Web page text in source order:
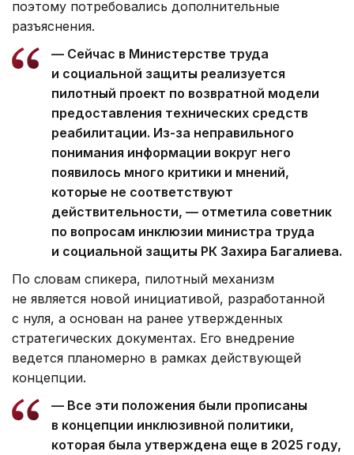
поэтому потребовались дополнительные
разъяснения.
— Сейчас в Министерстве труда
и социальной защиты реализуется
пилотный проект по возвратной модели
предоставления технических средств
реабилитации. Из-за неправильного
понимания информации вокруг него
появилось много критики и мнений,
которые не соответствуют
действительности, — отметила советник
по вопросам инклюзии министра труда
и социальной защиты РК Захира Багалиева.
По словам спикера, пилотный механизм
не является новой инициативой, разработанной
с нуля, а основан на ранее утвержденных
стратегических документах. Его внедрение
ведется планомерно в рамках действующей
концепции.
— Все эти положения были прописаны
в концепции инклюзивной политики,
которая была утверждена еще в 2025 году,